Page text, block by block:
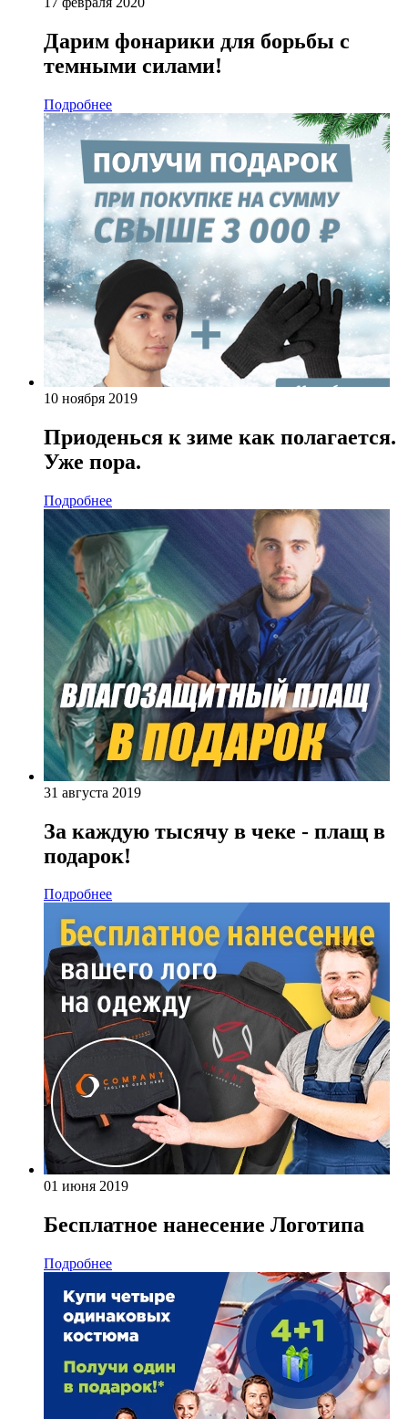
Дарим фонарики для борьбы с
темными силами!
Подробнее
10 ноября 2019
Приоденься к зиме как полагается.
Уже пора.
Подробнее
31 августа 2019
За каждую тысячу в чеке - плащ в
подарок!
Подробнее
01 июня 2019
Бесплатное нанесение Логотипа
Подробнее